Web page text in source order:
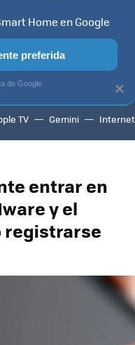
TV SELECCIÓN
TV Gemini Internet
entrar en
y el
registrarse
×
Home en Google
preferida
de Google